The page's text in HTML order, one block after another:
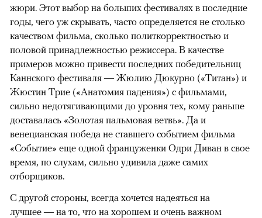
жюри. Этот выбор на больших фестивалях в последние
годы, чего уж скрывать, часто определяется не столько
качеством фильма, сколько политкорректностью и
половой принадлежностью режиссера. В качестве
примеров можно привести последних победительниц
Каннского фестиваля — Жюлию Дюкурно («Титан») и
Жюстин Трие («Анатомия падения») с фильмами,
сильно недотягивающими до уровня тех, кому раньше
доставалась «Золотая пальмовая ветвь». Да и
венецианская победа не ставшего событием фильма
«Событие» еще одной француженки Одри Диван в свое
время, по слухам, сильно удивила даже самих
отборщиков.
С другой стороны, всегда хочется надеяться на
лучшее — на то, что на хорошем и очень важном